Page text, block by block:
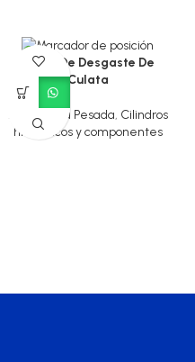
Anillo De Desgaste De
Culata
Maquinaria Pesada, Cilindros
hidráulicos y componentes